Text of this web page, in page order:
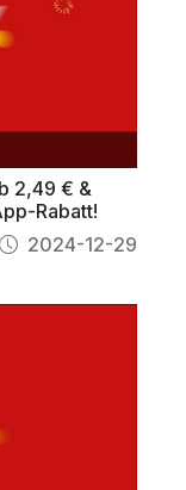
2,49 € &
Rabatt!
2024-12-29